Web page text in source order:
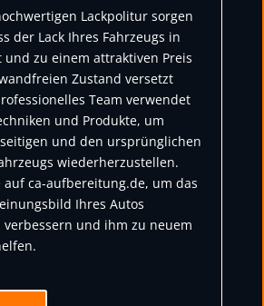
Lackpolitur sorgen
der Lack Ihres Fahrzeugs in
und zu einem attraktiven Preis
Zustand versetzt
Team verwendet
und Produkte, um
und den ursprünglichen
wiederherzustellen.
auf ca-aufbereitung.de, um das
Ihres Autos
verbessern und ihm zu neuem